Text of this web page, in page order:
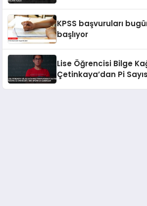
KPSS başvuruları
başlıyor
Lise Öğrencisi Bilge
Çetinkaya’dan Pi